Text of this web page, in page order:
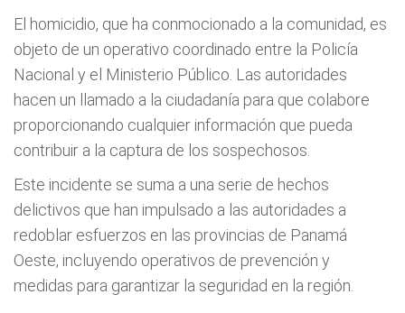
El homicidio, que ha conmocionado a la comunidad, es
objeto de un operativo coordinado entre la Policía
Nacional y el Ministerio Público. Las autoridades
hacen un llamado a la ciudadanía para que colabore
proporcionando cualquier información que pueda
contribuir a la captura de los sospechosos.
Este incidente se suma a una serie de hechos
delictivos que han impulsado a las autoridades a
redoblar esfuerzos en las provincias de Panamá
Oeste, incluyendo operativos de prevención y
medidas para garantizar la seguridad en la región.